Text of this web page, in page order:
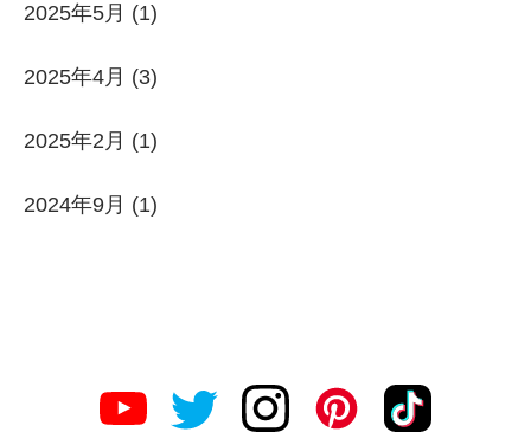
2025年5月 (1)
2025年4月 (3)
2025年2月 (1)
2024年9月 (1)